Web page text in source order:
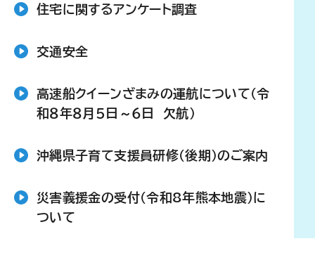
住宅に関するアンケート調査
交通安全
高速船クイーンざまみの運航について（令
和８年８月５日～６日 欠航）
沖縄県子育て支援員研修（後期）のご案内
災害義援金の受付（令和8年熊本地震）に
ついて